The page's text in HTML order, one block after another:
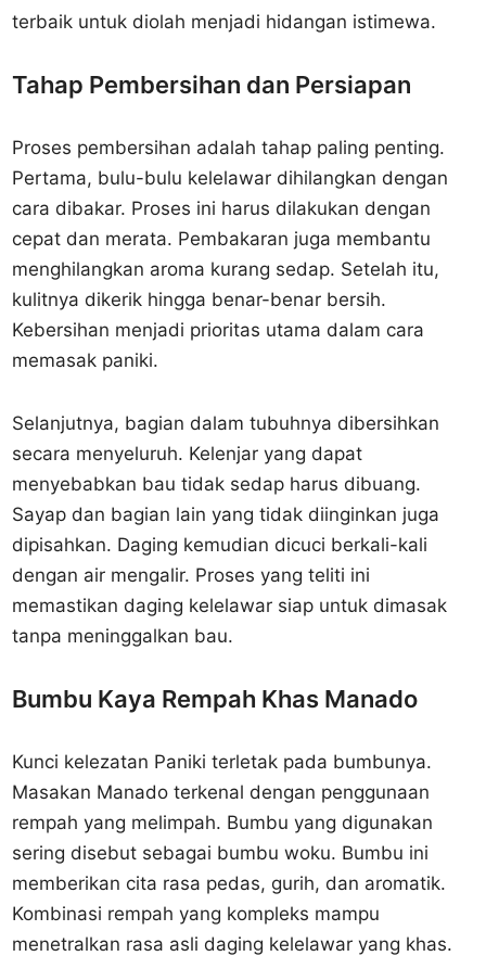
terbaik untuk diolah menjadi hidangan istimewa.
Tahap Pembersihan dan Persiapan
Proses pembersihan adalah tahap paling penting.
Pertama, bulu-bulu kelelawar dihilangkan dengan
cara dibakar. Proses ini harus dilakukan dengan
cepat dan merata. Pembakaran juga membantu
menghilangkan aroma kurang sedap. Setelah itu,
kulitnya dikerik hingga benar-benar bersih.
Kebersihan menjadi prioritas utama dalam cara
memasak paniki.
Selanjutnya, bagian dalam tubuhnya dibersihkan
secara menyeluruh. Kelenjar yang dapat
menyebabkan bau tidak sedap harus dibuang.
Sayap dan bagian lain yang tidak diinginkan juga
dipisahkan. Daging kemudian dicuci berkali-kali
dengan air mengalir. Proses yang teliti ini
memastikan daging kelelawar siap untuk dimasak
tanpa meninggalkan bau.
Bumbu Kaya Rempah Khas Manado
Kunci kelezatan Paniki terletak pada bumbunya.
Masakan Manado terkenal dengan penggunaan
rempah yang melimpah. Bumbu yang digunakan
sering disebut sebagai bumbu woku. Bumbu ini
memberikan cita rasa pedas, gurih, dan aromatik.
Kombinasi rempah yang kompleks mampu
menetralkan rasa asli daging kelelawar yang khas.